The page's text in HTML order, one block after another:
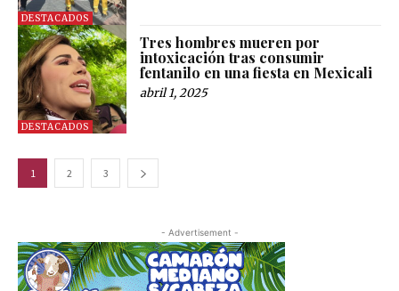
DESTACADOS
DESTACADOS
Tres hombres mueren por
intoxicación tras consumir
fentanilo en una fiesta en Mexicali
abril 1, 2025
1 2 3
- Advertisement -